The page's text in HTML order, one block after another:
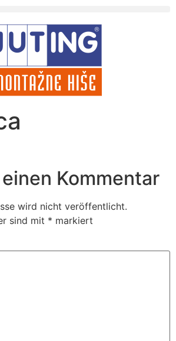
Kommentar
wird nicht veröffentlicht.
sind mit * markiert